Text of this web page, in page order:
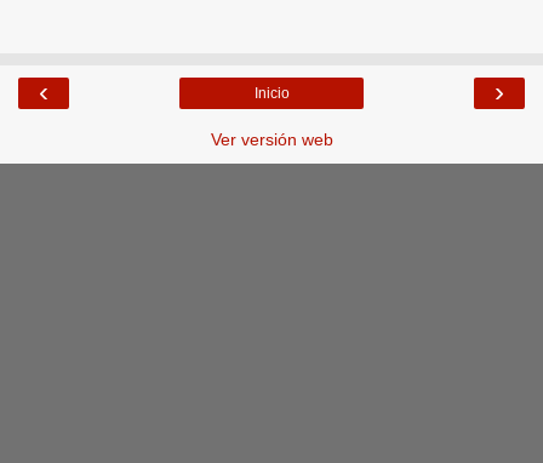
‹ ›
Inicio
Ver versión web